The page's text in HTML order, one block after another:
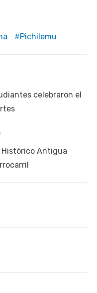
Pichilemu
celebraron el
Histórico Antigua